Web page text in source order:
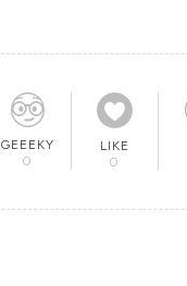
GEEEKY
0
LIKE
0